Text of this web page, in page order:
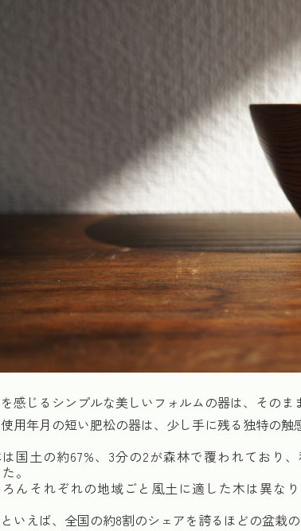
感じるシンプルな美しいフォルムの器は、そのま
用年月の短い肥松の器は、少し手に残る独特の触
は国土の約67%、3分の2が森林で覆われており
。
んそれぞれの地域ごと風土に適した木は異なり
いえば、全国の約8割のシェアを誇るほどの盆栽の